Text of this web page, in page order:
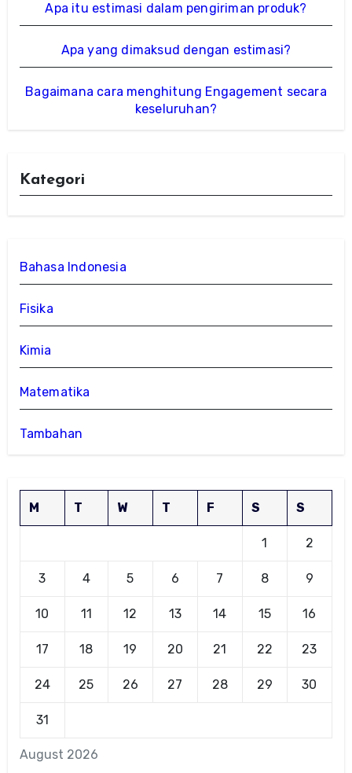
Apa itu estimasi dalam pengiriman produk?
Apa yang dimaksud dengan estimasi?
Bagaimana cara menghitung Engagement secara
keseluruhan?
Kategori
Bahasa Indonesia
Fisika
Kimia
Matematika
Tambahan
August 2026
M T W T F S S
1 2
3 4 5 6 7 8 9
10 11 12 13 14 15 16
17 18 19 20 21 22 23
24 25 26 27 28 29 30
31